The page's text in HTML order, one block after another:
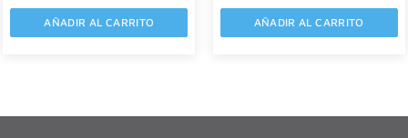
0
AÑADIR AL CARRITO
0
AÑADIR AL CARRITO